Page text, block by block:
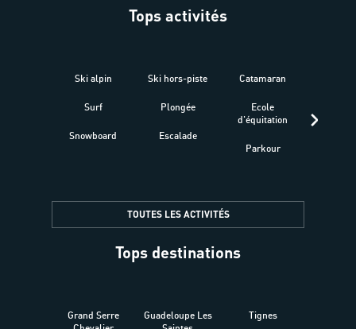
Tops activités
Ski alpin
Surf
Snowboard
Ski hors-piste
Plongée
Escalade
Catamaran
Ecole
d'équitation
Parkour
TOUTES LES ACTIVITÉS
Tops destinations
Grand Serre
Guadeloupe Les
Tignes